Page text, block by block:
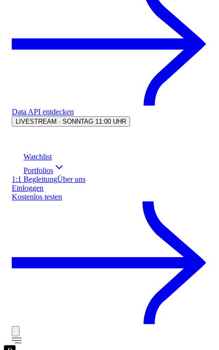
Data API entdecken
LIVESTREAM · SONNTAG 11:00 UHR
Watchlist
Portfolios
1:1 BegleitungÜber uns
Einloggen
Kostenlos testen